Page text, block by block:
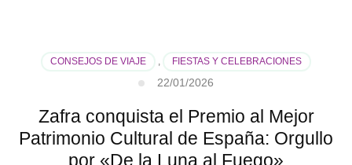
CONSEJOS DE VIAJE , FIESTAS Y CELEBRACIONES
22/01/2026
Zafra conquista el Premio al Mejor
Patrimonio Cultural de España: Orgullo
por «De la Luna al Fuego»